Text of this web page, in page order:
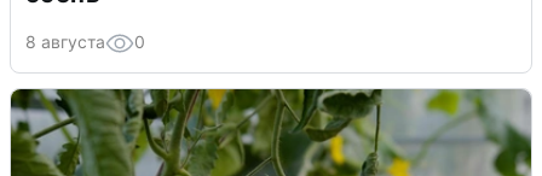
8 августа 0